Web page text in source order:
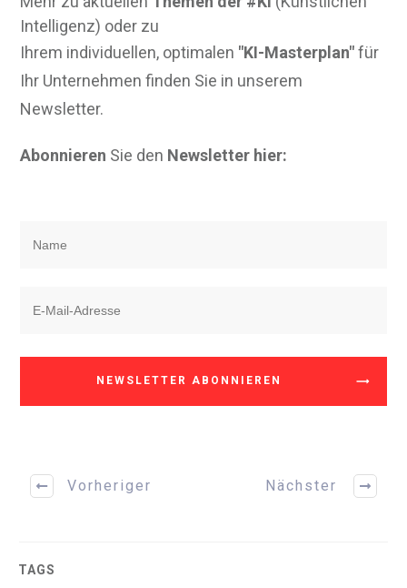
Intelligenz) oder zu
Ihrem individuellen, optimalen "KI-Masterplan"für
Ihr Unternehmen finden Sie in unserem
Newsletter.
Abonnieren Sie den Newsletter hier:
NEWSLETTER ABONNIEREN
Vorheriger Nächster
TAGS